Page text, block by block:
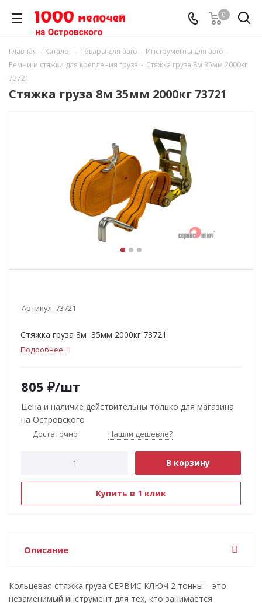
0
Главная - Каталог - Товары для авто - Инструменты для авто -
Ремни и стяжки для крепления груза - Стяжка груза 8м 35мм 2000кг
73721
Стяжка груза 8м 35мм 2000кг 73721
Артикул: 73721
Стяжка груза 8м 35мм 2000кг 73721
Подробнее
805 ₽/шт
Цена и наличие действительны только для магазина
на Островского
Достаточно Нашли дешевле?
В корзину
Купить в 1 клик
Описание
Кольцевая стяжка груза СЕРВИС КЛЮЧ 2 тонны – это
незаменимый инструмент для тех, кто занимается